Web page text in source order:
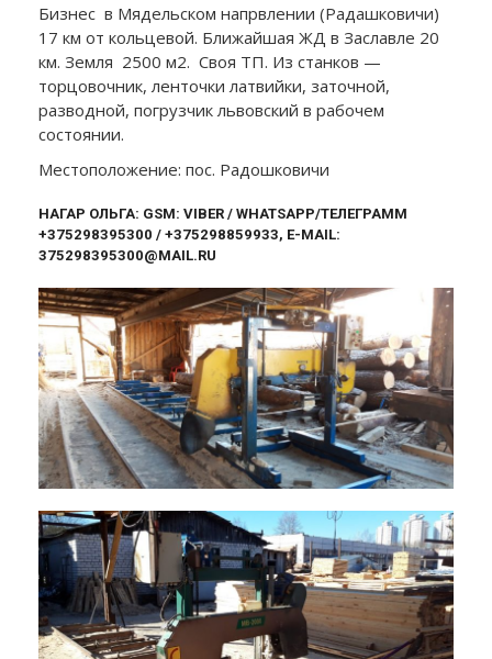
Бизнес в Мядельском напрвлении (Радашковичи)
17 км от кольцевой. Ближайшая ЖД в Заславле 20
км. Земля 2500 м2. Своя ТП. Из станков —
торцовочник, ленточки латвийки, заточной,
разводной, погрузчик львовский в рабочем
состоянии.
Местоположение: пос. Радошковичи
НАГАР ОЛЬГА: GSM: VIBER / WHATSAPP/ТЕЛЕГРАММ
+375298395300 / +375298859933, E-MAIL:
375298395300@MAIL.RU